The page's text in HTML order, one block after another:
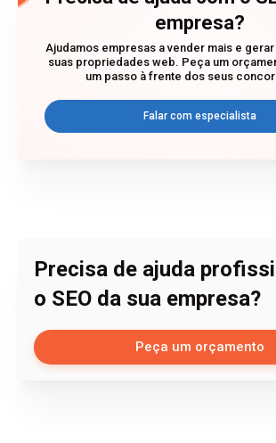
empresa?
Ajudamos empresas a vender mais e
suas propriedades web. Peça um
um passo à frente dos seus
Falar com especialista
Precisa de ajuda
o SEO da sua empresa?
Peça um orçamento